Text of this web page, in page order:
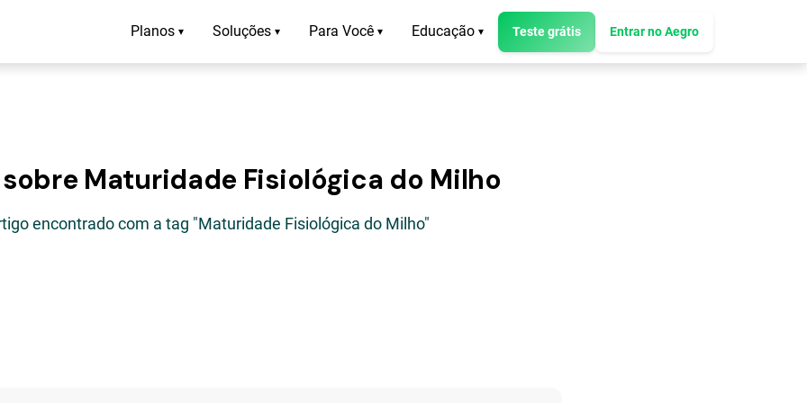
Planos ▾ Soluções ▾ Para Você ▾ Educação ▾ Teste grátis Entrar no Aegro
Maturidade Fisiológica do Milho
encontrado com a tag "Maturidade Fisiológica do Milho"